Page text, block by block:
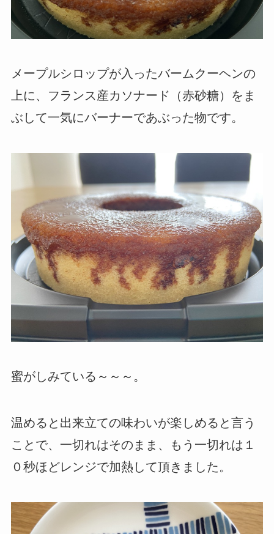
メープルシロップが入ったバームクーヘンの
上に、フランス産カソナード（赤砂糖）をま
ぶして一気にバーナーであぶった物です。
蜜がしみている～～～。
温めると出来立ての味わいが楽しめると言う
ことで、一切れはそのまま、もう一切れは１
０秒ほどレンジで加熱して頂きました。